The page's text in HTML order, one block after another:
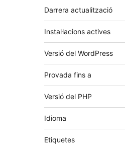
Darrera actualització
Instal·lacions actives
Versió del WordPress
Provada fins a
Versió del PHP
Idioma
Etiquetes